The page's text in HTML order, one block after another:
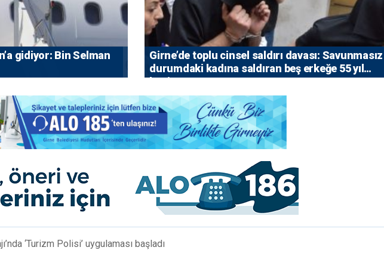
gidiyor: Bin Selman
Girne’de toplu cinsel saldırı davası: Savunmasız
durumdaki kadına saldıran beş erkeğe 55 yıl
hapis
‘Turizm Polisi’ uygulaması başladı